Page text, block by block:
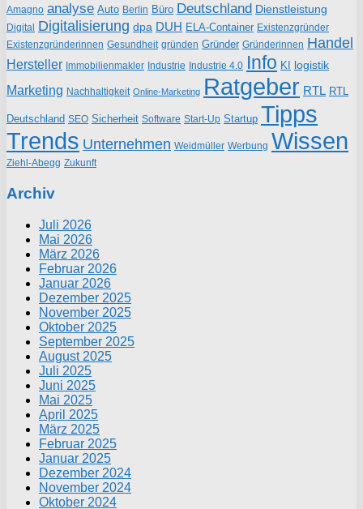
Amagno analyse Auto Berlin Büro Deutschland Dienstleistung
Digital Digitalisierung dpa DUH ELA-Container Existenzgründer
Existenzgründerinnen Gesundheit gründen Gründer Gründerinnen Handel
Hersteller Immobilienmakler Industrie Industrie 4.0 Info KI logistik
Marketing Nachhaltigkeit Online-Marketing Ratgeber RTL RTL
Deutschland SEO Sicherheit Software Start-Up Startup Tipps
Trends Unternehmen Weidmüller Werbung Wissen
Ziehl-Abegg Zukunft
Archiv
Juli 2026
Mai 2026
März 2026
Februar 2026
Januar 2026
Dezember 2025
November 2025
Oktober 2025
September 2025
August 2025
Juli 2025
Juni 2025
Mai 2025
April 2025
März 2025
Februar 2025
Januar 2025
Dezember 2024
November 2024
Oktober 2024